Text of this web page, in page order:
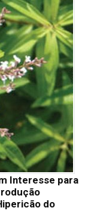
Interesse para
do